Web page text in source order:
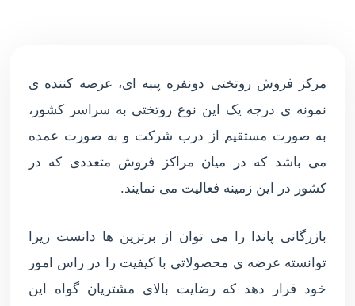
مرکز فروش روتختی دونفره پنبه ای، عرضه کننده ی
نمونه ی درجه یک این نوع روتختی به سراسر کشور،
به صورت مستقیم از درب شرکت و به صورت عمده
می باشد که در میان مراکز فروش متعددی که در
کشور در این زمینه فعالیت می نمایند.
بازرگانی پاندا را می توان از برترین ها دانست زیرا
توانسته عرضه ی محصولاتی با کیفیت را در راس امور
خود قرار دهد که رضایت بالای مشتریان گواه این